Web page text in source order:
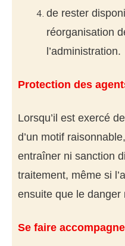
de rester
réorganisation
l’administration.
Protection des
Lorsqu’il est exercé
d’un motif
entraîner ni sanction
traitement, même si
ensuite que le danger
Se faire